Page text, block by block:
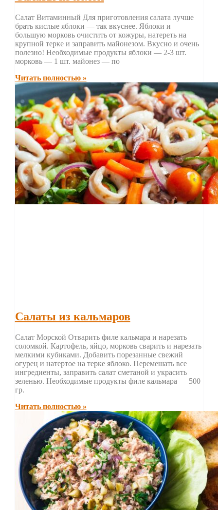
Салат Витаминный Для приготовления салата лучше
брать кислые яблоки — так вкуснее. Яблоки и
большую морковь очистить от кожуры, натереть на
крупной терке и заправить майонезом. Вкусно и очень
полезно! Необходимые продукты яблоки — 2-3 шт.
морковь — 1 шт. майонез — по
Читать полностью »
Салаты из кальмаров
Салат Морской Отварить филе кальмара и нарезать
соломкой. Картофель, яйцо, морковь сварить и нарезать
мелкими кубиками. Добавить порезанные свежий
огурец и натертое на терке яблоко. Перемешать все
ингредиенты, заправить салат сметаной и украсить
зеленью. Необходимые продукты филе кальмара — 500
гр.
Читать полностью »